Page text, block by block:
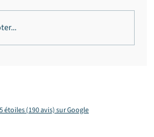
étoiles (190 avis) sur Google